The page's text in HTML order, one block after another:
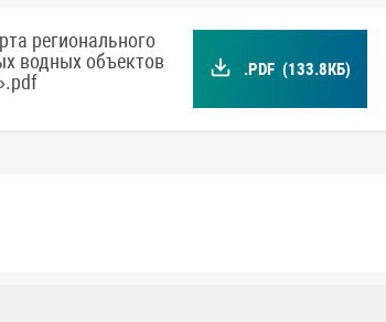
регионального
водных объектов
.PDF (133.8КБ)